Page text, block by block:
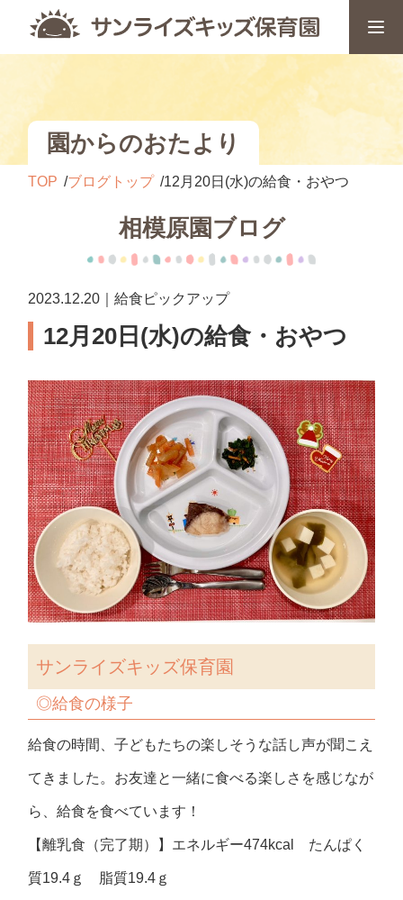
園からのおたより
TOP ブログトップ 12月20日(水)の給食・おやつ
相模原園ブログ
2023.12.20｜給食ピックアップ
12月20日(水)の給食・おやつ
サンライズキッズ保育園
◎給食の様子
給食の時間、子どもたちの楽しそうな話し声が聞こえ
てきました。お友達と一緒に食べる楽しさを感じなが
ら、給食を食べています！
【離乳食（完了期）】エネルギー474kcal たんぱく
質19.4ｇ 脂質19.4ｇ